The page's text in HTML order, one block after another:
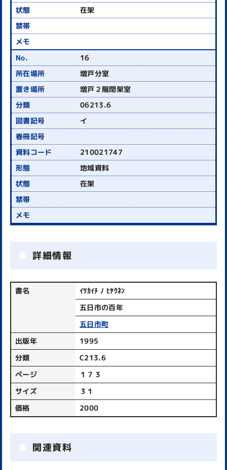
在架
16
増戸分室
増戸２階閉架室
06213.6
イ
210021747
地域資料
在架
詳細情報
書名
ｲﾂｶｲﾁ ﾉ ﾋﾔｸﾈﾝ
五日市の百年
五日市町
出版年
1995
分類
C213.6
ページ
１７３
サイズ
３１
価格
2000
関連資料